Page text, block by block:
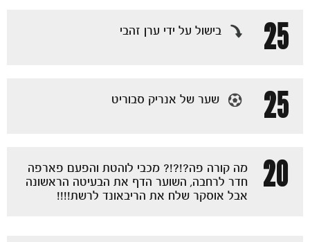
25 בישול על ידי ערן זהבי
25 שער של אנריק סבוריט
20
מה קורה פה?!?!? מכבי לוהטת והפעם פארפה
חדר לרחבה, השוער הדף את הבעיטה הראשונה
אבל אוסקר שלח את הריבאונד לרשת!!!!